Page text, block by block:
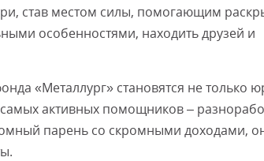
став местом силы, помогающим
особенностями, находить друзей и
«Металлург» становятся не только
активных помощников –
парень со скромными доходами,